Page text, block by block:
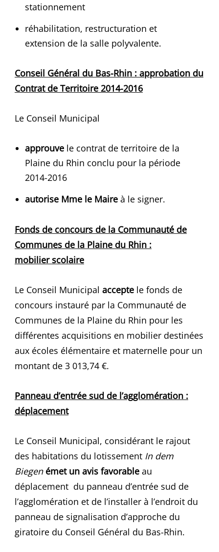
stationnement
réhabilitation, restructuration et
extension de la salle polyvalente.
Conseil Général du Bas-Rhin : approbation du
Contrat de Territoire 2014-2016
Le Conseil Municipal
approuve le contrat de territoire de la
Plaine du Rhin conclu pour la période
2014-2016
autorise Mme le Maire à le signer.
Fonds de concours de la Communauté de
Communes de la Plaine du Rhin :
mobilier scolaire
Le Conseil Municipal accepte le fonds de
concours instauré par la Communauté de
Communes de la Plaine du Rhin pour les
différentes acquisitions en mobilier destinées
aux écoles élémentaire et maternelle pour un
montant de 3 013,74 €.
Panneau d’entrée sud de l’agglomération :
déplacement
Le Conseil Municipal, considérant le rajout
des habitations du lotissement In dem
Biegen émet un avis favorable au
déplacement du panneau d’entrée sud de
l’agglomération et de l’installer à l’endroit du
panneau de signalisation d’approche du
giratoire du Conseil Général du Bas-Rhin.